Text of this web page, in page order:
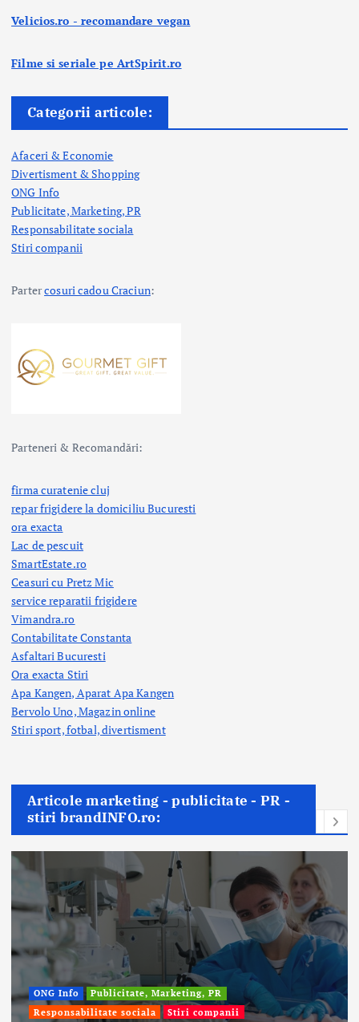
Velicios.ro - recomandare vegan
Filme si seriale pe ArtSpirit.ro
Categorii articole:
Afaceri & Economie
Divertisment & Shopping
ONG Info
Publicitate, Marketing, PR
Responsabilitate sociala
Stiri companii
Partercosuri cadou Craciun:
Parteneri & Recomandări:
firma curatenie cluj
repar frigidere la domiciliu Bucuresti
ora exacta
Lac de pescuit
SmartEstate.ro
Ceasuri cu Pretz Mic
service reparatii frigidere
Vimandra.ro
Contabilitate Constanta
Asfaltari Bucuresti
Ora exacta Stiri
Apa Kangen, Aparat Apa Kangen
Bervolo Uno, Magazin online
Stiri sport, fotbal,divertisment
Articole marketing - publicitate - PR -
stiri brandINFO.ro:
Afaceri & Economie Publicitate, Marketing, PR